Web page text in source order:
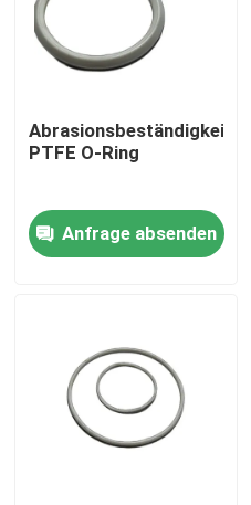
Über uns
Kontakte
Abrasionsbeständigkeit
PTFE O-Ring
Anfrage absenden